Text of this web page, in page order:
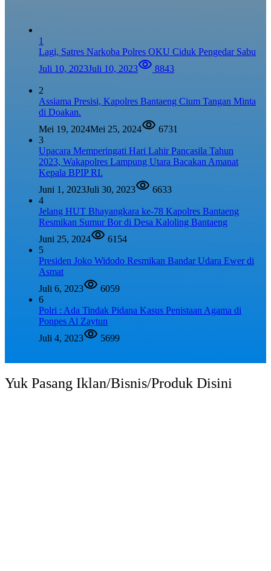
1
Lagi, Satres Narkoba Polres OKU Ciduk Pengedar Sabu
Juli 10, 2023Juli 10, 2023 8843
2
Assiama Presisi, Kapolres Bantaeng Cium Tangan Minta
di Doakan.
Mei 19, 2024Mei 25, 2024
6731
3
Upacara Memperingati Hari Lahir Pancasila Tahun
2023, Wakapolres Lampung Utara Bacakan Amanat
Kepala BPIP RI.
Juni 1, 2023Juli 30, 2023
6633
4
Jelang HUT Bhayangkara ke-78 Kapolres Bantaeng
Resmikan Sumur Bor di Desa Kaloling Bantaeng
Juni 25, 2024
6154
5
Presiden Joko Widodo Resmikan Bandar Udara Ewer di
Asmat
Juli 6, 2023
6059
6
Polri : Ada Tindak Pidana Kasus Penistaan Agama di
Ponpes Al Zaytun
Juli 4, 2023
5699
Yuk Pasang Iklan/Bisnis/Produk Disini